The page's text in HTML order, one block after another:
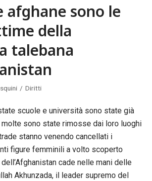
afghane sono le
della
talebana
Diritti
scuole e università sono state già
molte sono state rimosse dai loro luoghi
stanno venendo cancellati i
figure femminili a volto scoperto
cade nelle mani delle
Akhunzada, il leader supremo del